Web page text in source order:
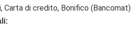
Carta di credito, Bonifico (Bancomat)